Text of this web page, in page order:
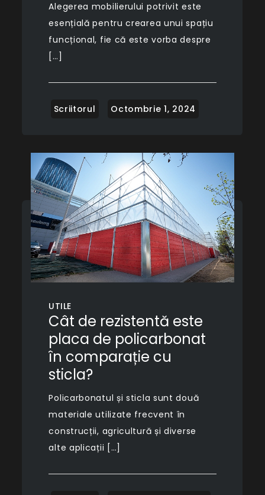
Alegerea mobilierului potrivit este
esențială pentru crearea unui spațiu
funcțional, fie că este vorba despre
[…]
UTILE
Cât de rezistentă este
placa de policarbonat
în comparație cu
sticla?
Policarbonatul și sticla sunt două
materiale utilizate frecvent în
construcții, agricultură și diverse
alte aplicații […]